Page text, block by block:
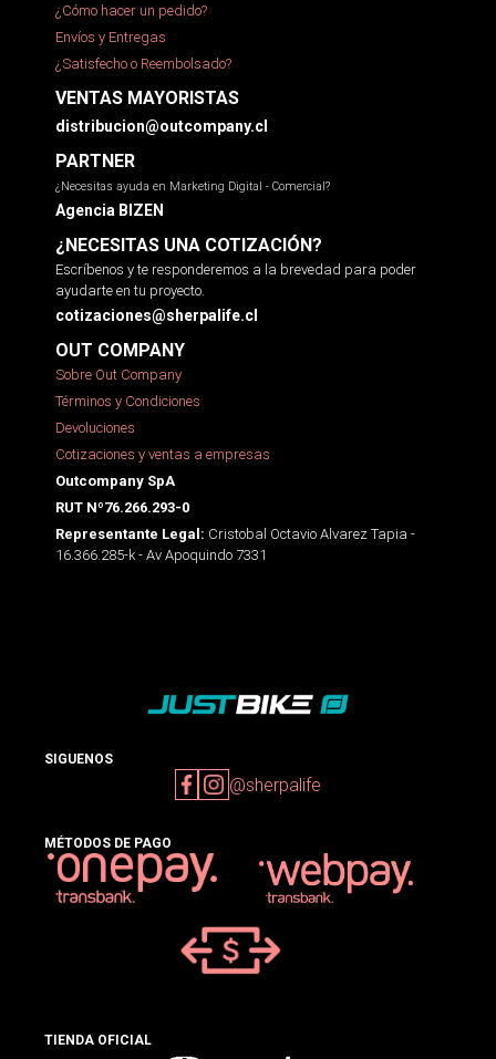
¿Cómo hacer un pedido?
Envíos y Entregas
¿Satisfecho o Reembolsado?
VENTAS MAYORISTAS
distribucion@outcompany.cl
PARTNER
¿Necesitas ayuda en Marketing Digital - Comercial?
Agencia BIZEN
¿NECESITAS UNA COTIZACIÓN?
Escríbenos y te responderemos a la brevedad para poder
ayudarte en tu proyecto.
cotizaciones@sherpalife.cl
OUT COMPANY
Sobre Out Company
Términos y Condiciones
Devoluciones
Cotizaciones y ventas a empresas
Outcompany SpA
RUT Nº76.266.293-0
Representante Legal: Cristobal Octavio Alvarez Tapia -
16.366.285-k - Av Apoquindo 7331
SIGUENOS
@sherpalife
MÉTODOS DE PAGO
TIENDA OFICIAL